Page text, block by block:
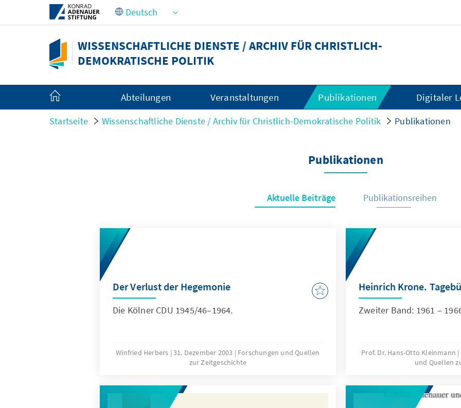
Zum Hauptinhalt springen
WISSENSCHAFTLICHE DIENSTE / ARCHIV FÜR CHRISTLICH-
DEMOKRATISCHE POLITIK
Abteilungen Veranstaltungen Publikationen Digitaler
Startseite Wissenschaftliche Dienste / Archiv für Christlich-Demokratische Politik Publikationen
Publikationen
Aktuelle Beiträge Publikationsreihen
Der Verlust der Hegemonie
Die Kölner CDU 1945/46–1964.
Winfried Herbers 31. Dezember 2003
Forschungen und Quellen
zur Zeitgeschichte
Heinrich Krone.
Zweiter Band: 1961 –
Prof. Dr. Hans-Otto Kleinmann
und Quellen